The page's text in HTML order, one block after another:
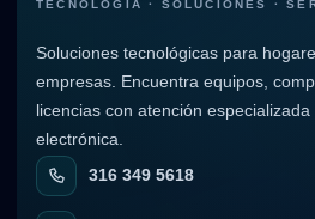
TECNOLOGÍA · SOLUCIONES ·
Soluciones tecnológicas para
empresas. Encuentra equipos,
licencias con atención
electrónica.
316 349 5618